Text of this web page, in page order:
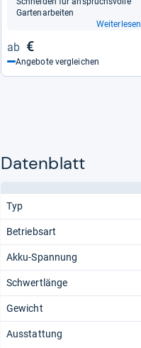
Gar­ten­ar­bei­ten
Weiterlesen
€
Angebote vergleichen
Datenblatt
Typ
Betriebsart
Akku-Spannung
Schwertlänge
Gewicht
Ausstattung